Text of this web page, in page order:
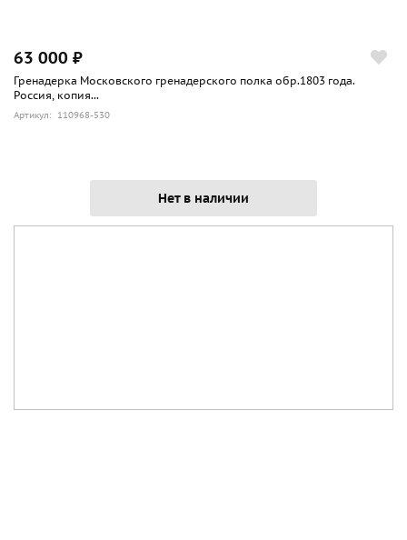
63 000 ₽
Гренадерка Московского гренадерского полка обр.1803 года.
Россия, копия...
Артикул: 110968-530
Нет в наличии